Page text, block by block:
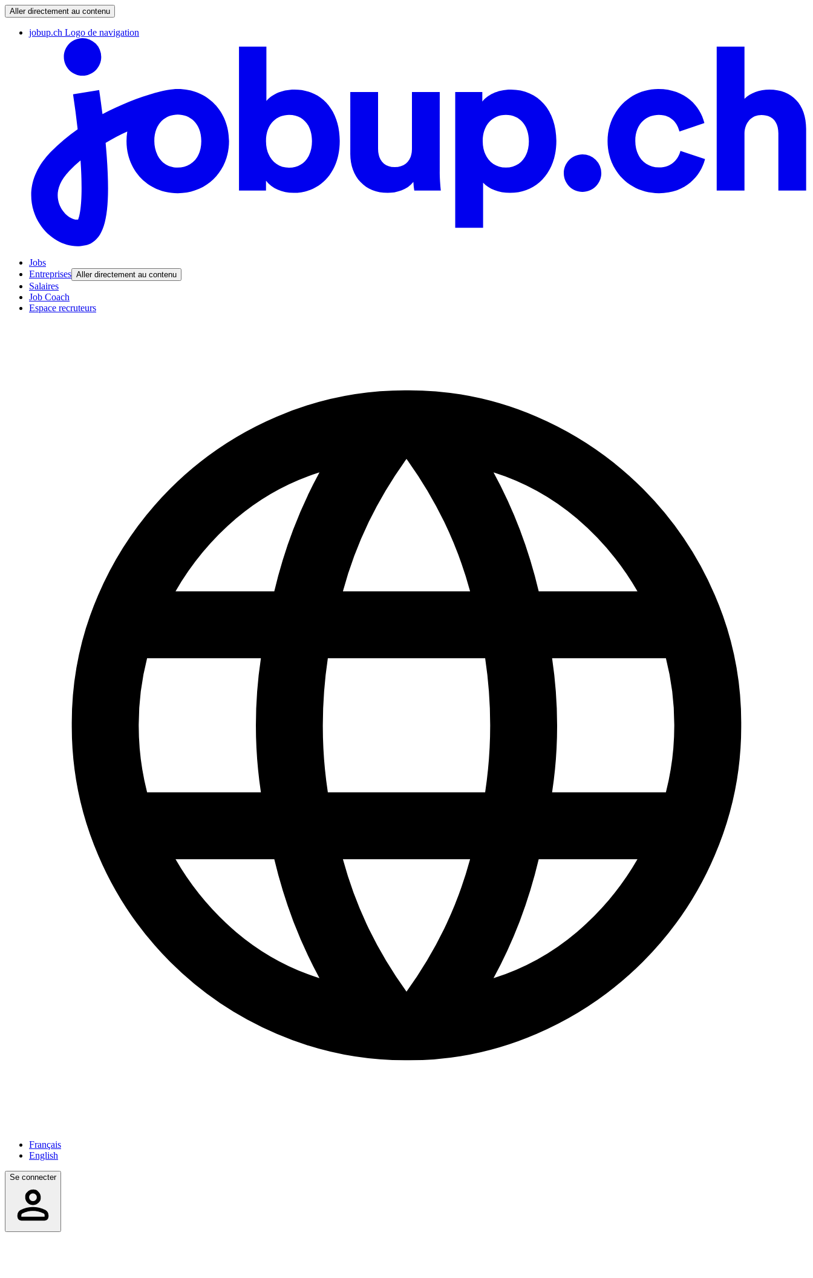
Aller directement au contenu
jobup.ch Logo de navigation
Jobs
Entreprises Aller directement au contenu
Salaires
Job Coach
Espace recruteurs
Français
English
Se connecter